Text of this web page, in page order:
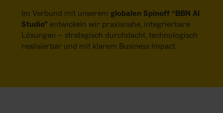
Im Verbund mit unserem globalen Spinoff “BBN AI
Studio” entwickeln wir praxisnahe, integrierbare
Lösungen – strategisch durchdacht, technologisch
realisierbar und mit klarem Business Impact.